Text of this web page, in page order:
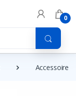
0
Accessoires